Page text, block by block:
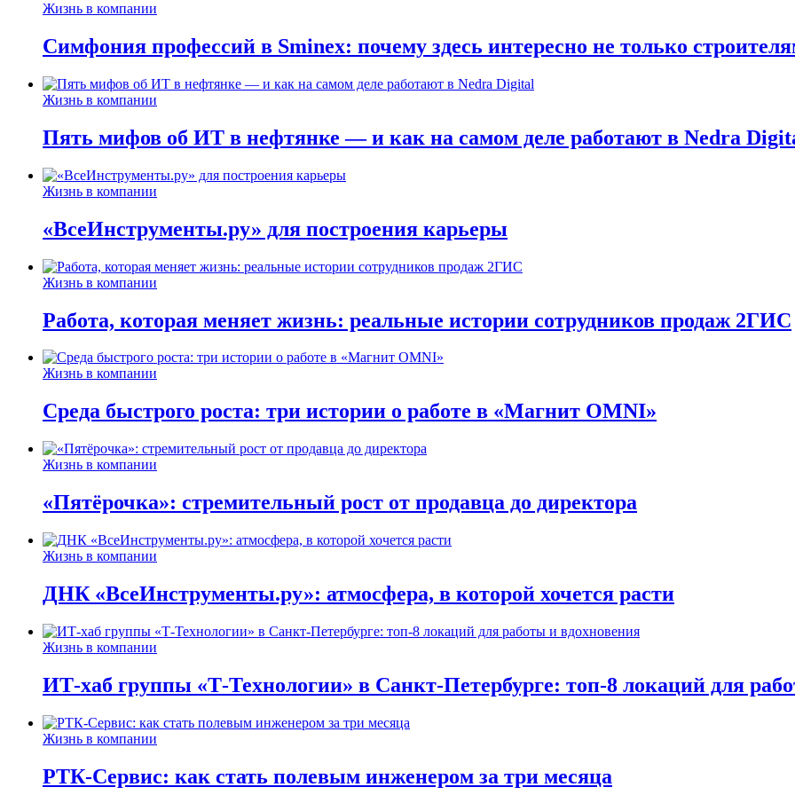
Жизнь в компании
Симфония профессий в Sminex: почему здесь интересно не только
Жизнь в компании
Пять мифов об ИТ в нефтянке — и как на самом деле работают в Nedra
Жизнь в компании
«ВсеИнструменты.ру» для построения карьеры
Жизнь в компании
Работа, которая меняет жизнь: реальные истории сотрудников продаж 2ГИС
Жизнь в компании
Среда быстрого роста: три истории о работе в «Магнит OMNI»
Жизнь в компании
«Пятёрочка»: стремительный рост от продавца до директора
Жизнь в компании
ДНК «ВсеИнструменты.ру»: атмосфера, в которой хочется расти
Жизнь в компании
ИТ-хаб группы «Т-Технологии» в Санкт-Петербурге: топ-8 локаций для
Жизнь в компании
РТК-Сервис: как стать полевым инженером за три месяца